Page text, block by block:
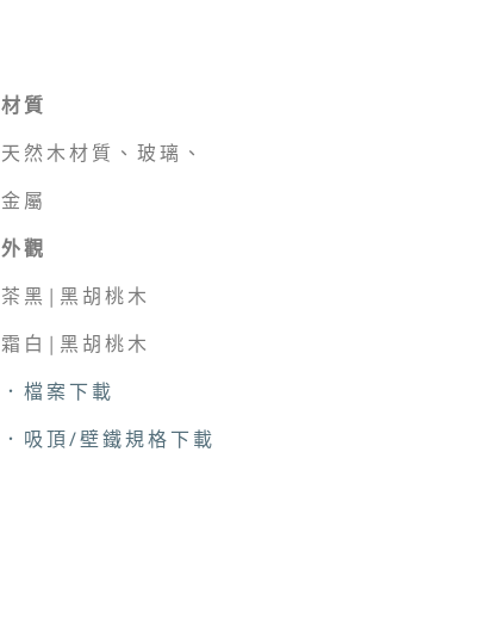
材質
天然木材質、玻璃、
金屬
外觀
茶黑| 黑胡桃木
霜白| 黑胡桃木
．檔案下載
．吸頂/壁鐵規格下載